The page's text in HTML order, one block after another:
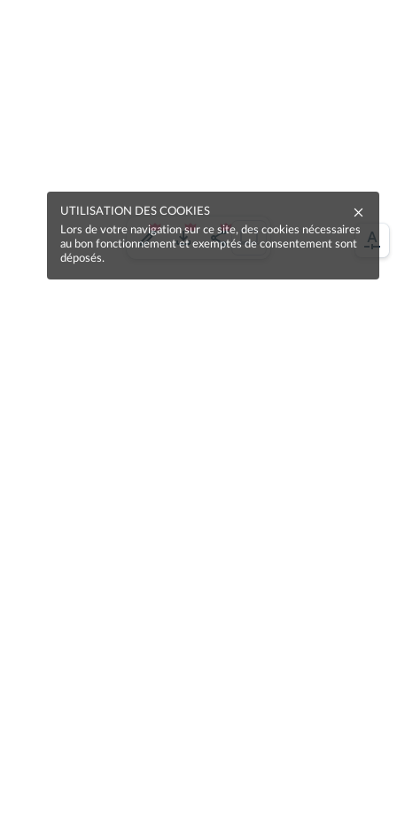
UTILISATION DES COOKIES
Lors de votre navigation sur ce site, des cookies nécessaires
au bon fonctionnement et exemptés de consentement sont
déposés.